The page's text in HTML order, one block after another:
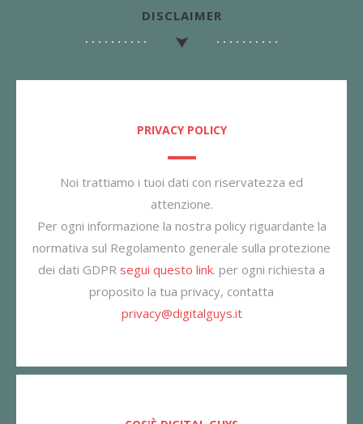
DISCLAIMER
PRIVACY POLICY
Noi trattiamo i tuoi dati con riservatezza ed
attenzione.
Per ogni informazione la nostra policy riguardante la
normativa sul Regolamento generale sulla protezione
dei dati GDPR segui questo link. per ogni richiesta a
proposito la tua privacy, contatta
privacy@digitalguys.it